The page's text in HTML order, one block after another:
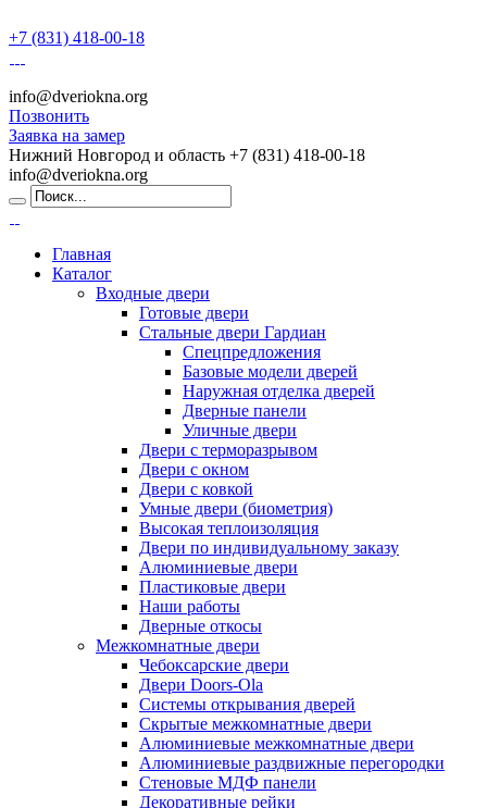
+7 (831) 418-00-18
info@dveriokna.org
Позвонить
Заявка на замер
Нижний Новгород и область +7 (831) 418-00-18
info@dveriokna.org
Главная
Каталог
Входные двери
Готовые двери
Стальные двери Гардиан
Спецпредложения
Базовые модели дверей
Наружная отделка дверей
Дверные панели
Уличные двери
Двери с терморазрывом
Двери с окном
Двери с ковкой
Умные двери (биометрия)
Высокая теплоизоляция
Двери по индивидуальному заказу
Алюминиевые двери
Пластиковые двери
Наши работы
Дверные откосы
Межкомнатные двери
Чебоксарские двери
Двери Doors-Ola
Системы открывания дверей
Скрытые межкомнатные двери
Алюминиевые межкомнатные двери
Алюминиевые раздвижные перегородки
Стеновые МДФ панели
Декоративные рейки